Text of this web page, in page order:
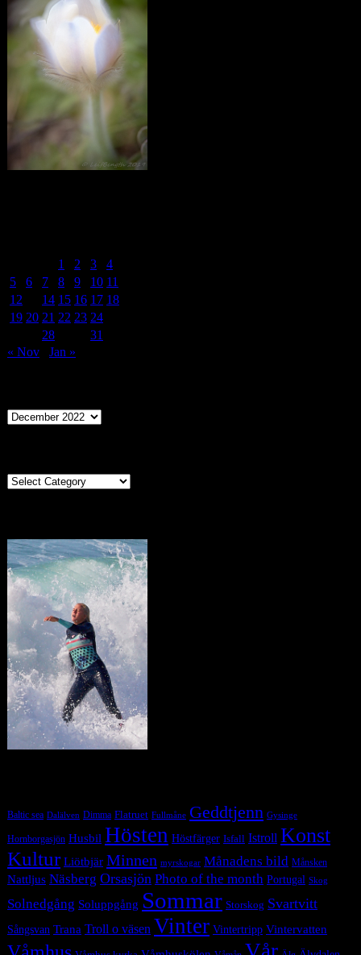
1
2 3
4
5
6 7 8 9 10 11
12
14 15 16 17 18
19 20 21 22 23 24
28
31
« Nov
Jan »
Archives
Categories
Baltic sea Dalälven Dimma Flatruet Fullmåne Geddtjenn Gysinge
Hornborgasjön Husbil Hösten Höstfärger Isfall Istroll Konst
Kultur Liötbjär Minnen myrskogar Månadens bild Månsken
Nattljus Näsberg Orsasjön Photo of the month Portugal Skog
Solnedgång Soluppgång Sommar Storskog Svartvitt
Sångsvan Trana Troll o väsen Vinter Vintertripp Vintervatten